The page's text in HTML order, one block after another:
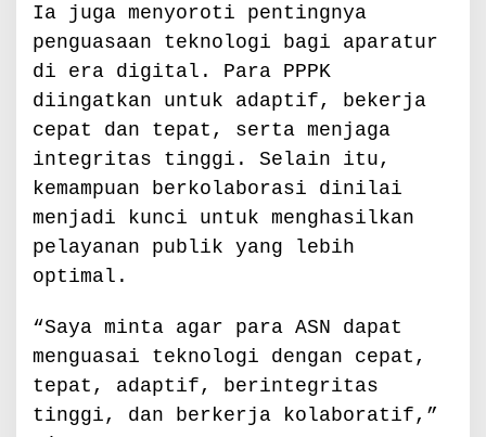
Ia juga menyoroti pentingnya
penguasaan teknologi bagi aparatur
di era digital. Para PPPK
diingatkan untuk adaptif, bekerja
cepat dan tepat, serta menjaga
integritas tinggi. Selain itu,
kemampuan berkolaborasi dinilai
menjadi kunci untuk menghasilkan
pelayanan publik yang lebih
optimal.
“Saya minta agar para ASN dapat
menguasai teknologi dengan cepat,
tepat, adaptif, berintegritas
tinggi, dan berkerja kolaboratif,”